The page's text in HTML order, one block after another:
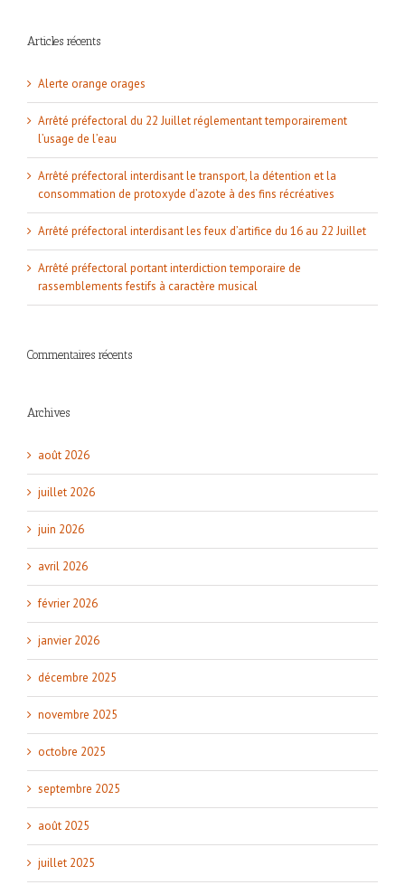
Articles récents
Alerte orange orages
Arrêté préfectoral du 22 Juillet réglementant temporairement
l’usage de l’eau
Arrêté préfectoral interdisant le transport, la détention et la
consommation de protoxyde d’azote à des fins récréatives
Arrêté préfectoral interdisant les feux d’artifice du 16 au 22 Juillet
Arrêté préfectoral portant interdiction temporaire de
rassemblements festifs à caractère musical
Commentaires récents
Archives
août 2026
juillet 2026
juin 2026
avril 2026
février 2026
janvier 2026
décembre 2025
novembre 2025
octobre 2025
septembre 2025
août 2025
juillet 2025